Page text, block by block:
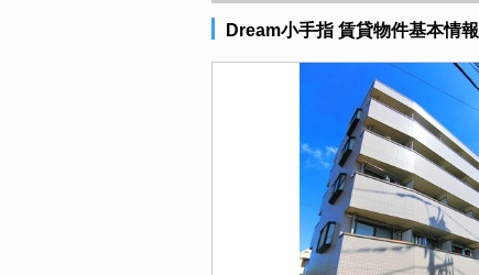
Dream小手指 賃貸物件基本情報